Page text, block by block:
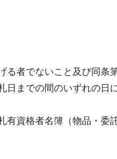
る者でないこと及び同条
日までの間のいずれの
有資格者名簿（物品・